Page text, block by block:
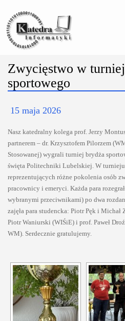
Zwycięstwo w
sportowego
15 maja 2026
Nasz katedralny kolega prof. Jerzy
partnerem – dr. Krzysztofem Pilorzem
Stosowanej) wygrali turniej brydża
święta Politechniki Lubelskiej. W turnieju
reprezentujących różne pokolenia osób
pracownicy i emeryci. Każda para
wybranymi przeciwnikami) po dwa
zajęła para studencka: Piotr Pęk i Michał
Piotr Waniurski (WIŚiE) i prof. Paweł
WM). Serdecznie gratulujemy.